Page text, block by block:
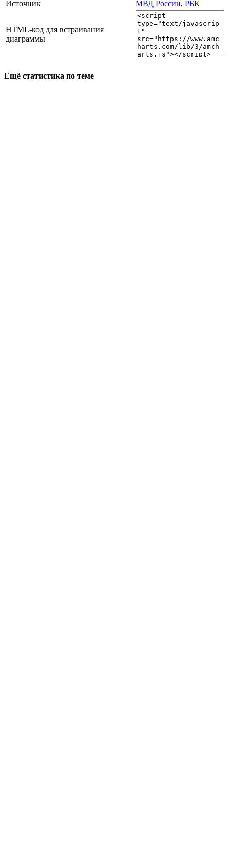
Источник
МВД России, РБК
HTML-код для встраивания
диаграммы
Ещё статистика по теме